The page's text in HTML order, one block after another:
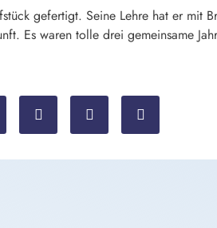
gefertigt. Seine Lehre hat er mit
Es waren tolle drei gemeinsame